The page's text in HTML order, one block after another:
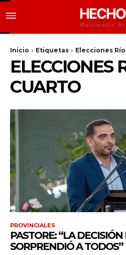
Multimedio
Inicio Etiquetas Elecciones
ELECCIONES
CUARTO
PROVINCIALES
PASTORE: “LA
SORPRENDIÓ A TODOS”